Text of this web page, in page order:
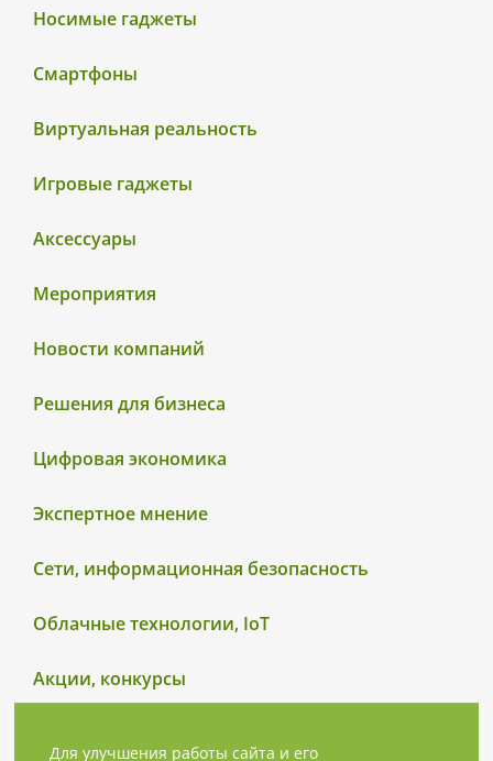
Носимые гаджеты
Смартфоны
Виртуальная реальность
Игровые гаджеты
Аксессуары
Мероприятия
Новости компаний
Решения для бизнеса
Цифровая экономика
Экспертное мнение
Сети, информационная безопасность
Облачные технологии, IoT
Акции, конкурсы
Для улучшения работы сайта и его